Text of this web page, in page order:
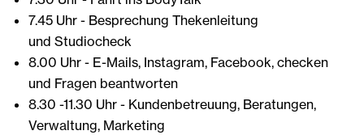
7.45 Uhr - Besprechung Thekenleitung
und Studiocheck
8.00 Uhr - E-Mails, Instagram, Facebook, checken
und Fragen beantworten
8.30 -11.30 Uhr - Kundenbetreuung, Beratungen,
Verwaltung, Marketing